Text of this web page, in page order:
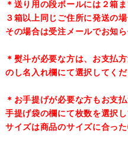
＊送り用の段ボールには２箱ま
３箱以上同じご住所に発送の
その場合は受注メールでお知ら
＊熨斗が必要な方は、お支払
のし名入れ欄にて選択してくだ
＊お手提げが必要な方もお支
手提げ袋の欄にて枚数を選択し
サイズは商品のサイズに合っ